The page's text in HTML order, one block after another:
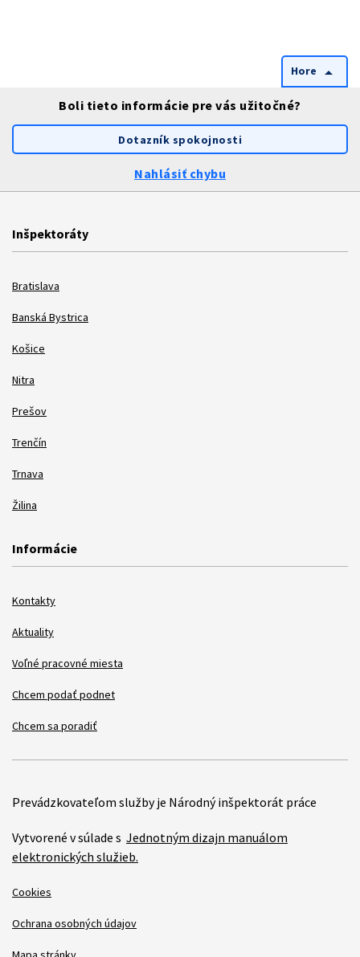
Hore arrow_drop_up
Boli tieto informácie pre vás užitočné?
Dotazník spokojnosti
Nahlásiť chybu
Inšpektoráty
Bratislava
Banská Bystrica
Košice
Nitra
Prešov
Trenčín
Trnava
Žilina
Informácie
Kontakty
Aktuality
Voľné pracovné miesta
Chcem podať podnet
Chcem sa poradiť
Prevádzkovateľom služby je Národný inšpektorát práce
Vytvorené v súlade s Jednotným dizajn manuálom
elektronických služieb.
Cookies
Ochrana osobných údajov